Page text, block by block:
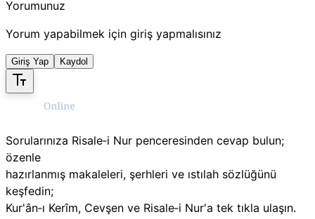
Yorumunuz
Yorum yapabilmek için giriş yapmalısınız
Giriş Yap Kaydol
Sorularınıza Risale‑i Nur penceresinden cevap bulun;
özenle
hazırlanmış makaleleri, şerhleri ve ıstılah sözlüğünü
keşfedin;
Kur'ân‑ı Kerîm, Cevşen ve Risale‑i Nur'a tek tıkla ulaşın.